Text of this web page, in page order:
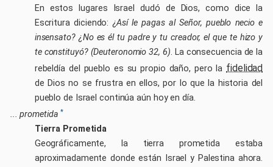
He leído y acepto lapolítica de privacidad. Consiento recopilar mis
datos para mostrarlos en la web. Cedo todos los derechos gratuitamente.
contacte para ejercer sus derechos.
En estos lugares Israel dudó de Dios, como dice la
Escritura diciendo:¿Así le pagas al Señor, pueblo necio e
insensato? ¿No es él tu padre y tu creador, el que te hizo y
te constituyó? (Deuteronomio 32, 6). La consecuencia de la
rebeldía del pueblo es su propio daño, pero la fidelidad
de Dios no se frustra en ellos, por lo que la historia del
pueblo de Israel continúa aún hoy en día.
... prometida *
Tierra Prometida
Geográficamente, la tierra prometida estaba
aproximadamente donde están Israel y Palestina ahora.